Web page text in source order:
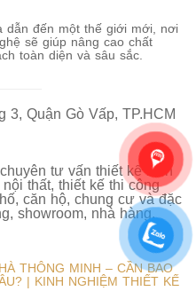
dẫn đến một thế giới mới, nơi
sẽ giúp nâng cao chất
toàn diện và sâu sắc.
Quận Gò Vấp, TP.HCM
tư vấn thiết kế kiến
thất, thiết kế thi công
căn hộ, chung cư và đặc
showroom, nhà hàng,
THÔNG MINH – CẦN BAO
| KINH NGHIỆM THIẾT KẾ